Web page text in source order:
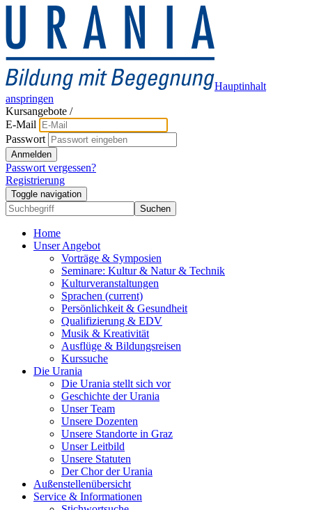
Hauptinhalt
anspringen
Kursangebote /
E-Mail
Passwort
Anmelden
Passwort vergessen?
Registrierung
Toggle navigation
Suchen
Home
Unser Angebot
Vorträge & Symposien
Seminare: Kultur & Natur & Technik
Kulturveranstaltungen
Sprachen (current)
Persönlichkeit & Gesundheit
Qualifizierung & EDV
Musik & Kreativität
Ausflüge & Bildungsreisen
Kurssuche
Die Urania
Die Urania stellt sich vor
Geschichte der Urania
Unser Team
Unsere Dozenten
Unsere Standorte in Graz
Unser Leitbild
Unsere Statuten
Der Chor der Urania
Außenstellenübersicht
Service & Informationen